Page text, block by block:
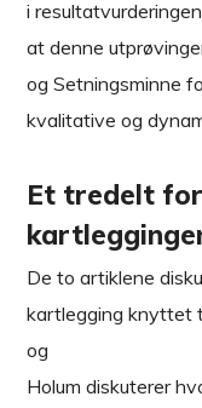
i
at denne
og Setningsminne
kvalitative og
Et tredelt
De to artiklene
kartlegging knyttet
og
Holum diskuterer